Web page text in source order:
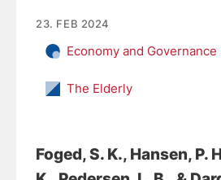
23. FEB 2024
Economy and Governance
The Elderly
Foged, S. K., Hansen, P.